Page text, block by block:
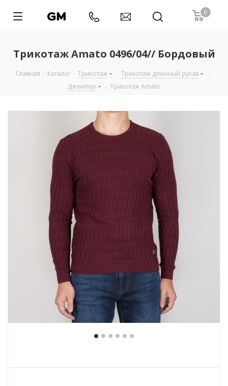
0
Трикотаж Amato 0496/04// Бордовый
Главная - Каталог - Трикотаж - Трикотаж длинный рукав
-
Джемпер
- Трикотаж Amato